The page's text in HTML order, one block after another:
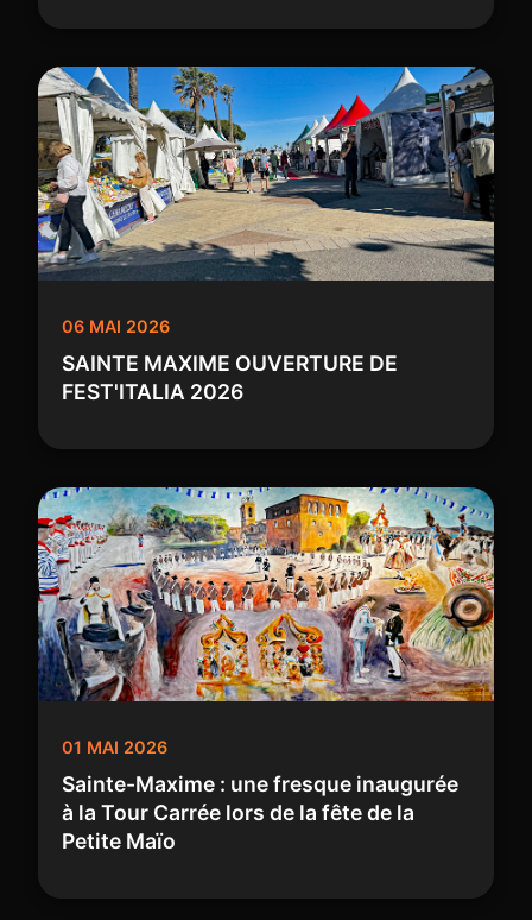
06 MAI 2026
SAINTE MAXIME OUVERTURE DE
FEST'ITALIA 2026
01 MAI 2026
Sainte-Maxime : une fresque inaugurée
à la Tour Carrée lors de la fête de la
Petite Maïo